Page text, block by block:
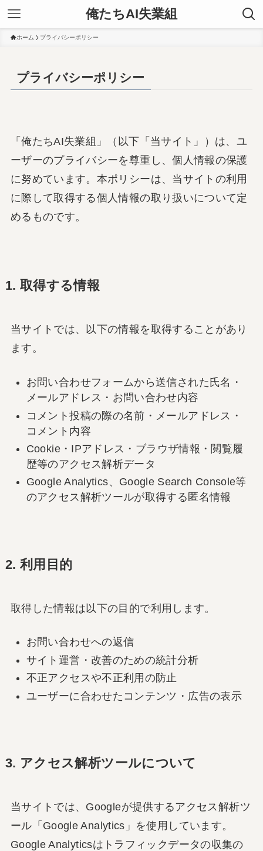
俺たちAI失業組
ホーム プライバシーポリシー
プライバシーポリシー
「俺たちAI失業組」（以下「当サイト」）は、ユ
ーザーのプライバシーを尊重し、個人情報の保護
に努めています。本ポリシーは、当サイトの利用
に際して取得する個人情報の取り扱いについて定
めるものです。
1. 取得する情報
当サイトでは、以下の情報を取得することがあり
ます。
お問い合わせフォームから送信された氏名・
メールアドレス・お問い合わせ内容
コメント投稿の際の名前・メールアドレス・
コメント内容
Cookie・IPアドレス・ブラウザ情報・閲覧履
歴等のアクセス解析データ
Google Analytics、Google Search Console等
のアクセス解析ツールが取得する匿名情報
2. 利用目的
取得した情報は以下の目的で利用します。
お問い合わせへの返信
サイト運営・改善のための統計分析
不正アクセスや不正利用の防止
ユーザーに合わせたコンテンツ・広告の表示
3. アクセス解析ツールについて
当サイトでは、Googleが提供するアクセス解析ツ
ール「Google Analytics」を使用しています。
Google Analyticsはトラフィックデータの収集の